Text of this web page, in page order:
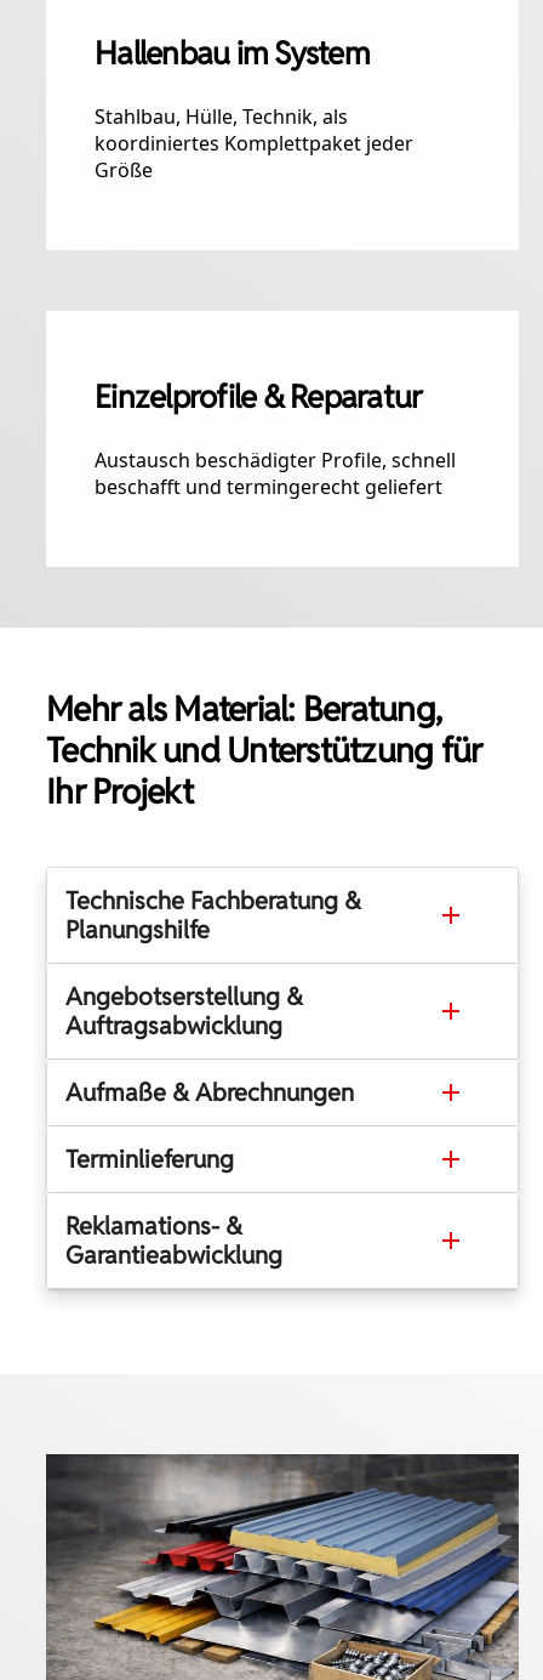
Hallenbau im System
Stahlbau, Hülle, Technik, als
koordiniertes Komplettpaket jeder
Größe
Einzelprofile & Reparatur
Austausch beschädigter Profile, schnell
beschafft und termingerecht geliefert
Mehr als Material: Beratung,
Technik und Unterstützung für
Ihr Projekt
Technische Fachberatung &
Planungshilfe
Angebotserstellung &
Auftragsabwicklung
Aufmaße & Abrechnungen
Terminlieferung
Reklamations- &
Garantieabwicklung